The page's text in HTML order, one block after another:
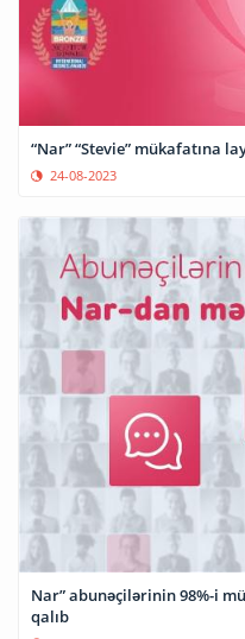
“Nar” “Stevie” mükafatına
24-08-2023
Nar” abunəçilərinin 98%-i
qalıb